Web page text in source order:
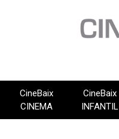
CineBaix
CINEMA
CineBaix
INFANTIL